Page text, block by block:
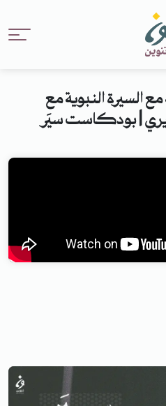
السيرة النبوية مع
| بودكاست سيَر